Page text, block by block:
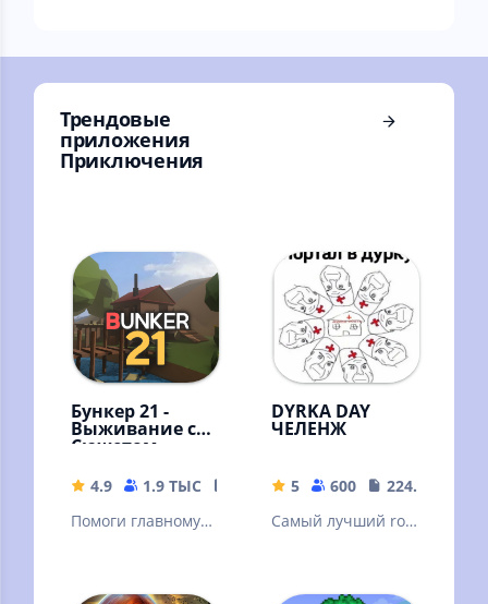
Букварь. Пазлы
Раскраска
Раскраски.
Кукольный дом
Трендовые
приложения
Приключения
Бункер 21 -
Выживание с
Сюжетом
4.9 1.9 ТЫС
211.44 MB
Помоги главному
пройди с ним все
DYRKA DAY
ЧЕЛЕНЖ
5 600
224.92 MB
Самый лучший rofl